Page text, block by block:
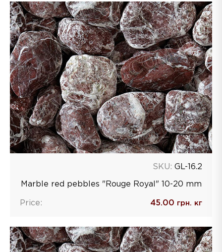
SKU: GL-16.2
Marble red pebbles "Rouge Royal" 10-20 mm
Price: 45.00 грн. кг